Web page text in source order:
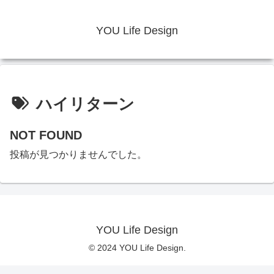
YOU Life Design
ハイリターン
NOT FOUND
投稿が見つかりませんでした。
YOU Life Design
© 2024 YOU Life Design.